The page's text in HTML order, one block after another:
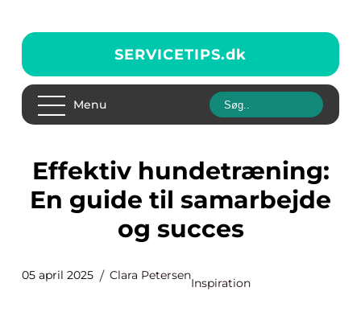
SERVICETIPS.dk
Menu
Effektiv hundetræning:
En guide til samarbejde
og succes
05 april 2025 Clara Petersen
Inspiration